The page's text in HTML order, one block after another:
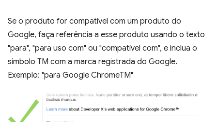
Se o produto for compatível com um produto do
Google, faça referência a esse produto usando o texto
"para", "para uso com" ou "compatível com", e inclua o
símbolo TM com a marca registrada do Google.
Exemplo: "para Google ChromeTM"